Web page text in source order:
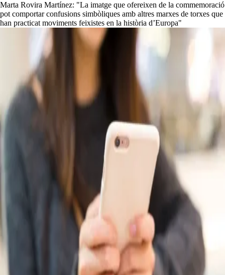
Marta Rovira Martínez: "La imatge que ofereixen de la commemoració
pot comportar confusions simbòliques amb altres marxes de torxes que
han practicat moviments feixistes en la història d’Europa"